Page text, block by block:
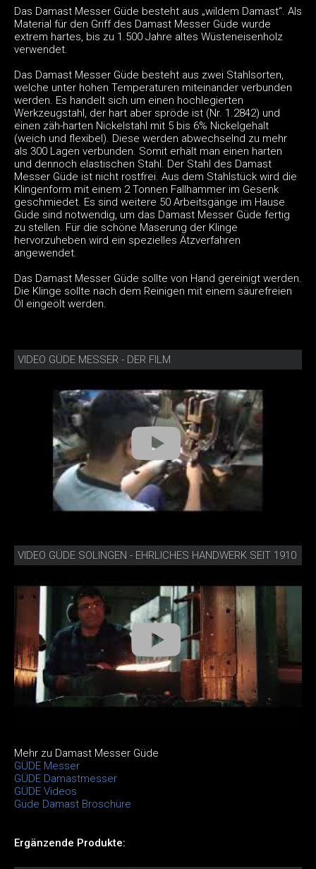
Das Damast Messer Güde besteht aus „wildem Damast“. Als
Material für den Griff des Damast Messer Güde wurde
extrem hartes, bis zu 1.500 Jahre altes Wüsteneisenholz
verwendet.
Das Damast Messer Güde besteht aus zwei Stahlsorten,
welche unter hohen Temperaturen miteinander verbunden
werden. Es handelt sich um einen hochlegierten
Werkzeugstahl, der hart aber spröde ist (Nr. 1.2842) und
einen zäh-harten Nickelstahl mit 5 bis 6% Nickelgehalt
(weich und flexibel). Diese werden abwechselnd zu mehr
als 300 Lagen verbunden. Somit erhält man einen harten
und dennoch elastischen Stahl. Der Stahl des Damast
Messer Güde ist nicht rostfrei. Aus dem Stahlstück wird die
Klingenform mit einem 2 Tonnen Fallhammer im Gesenk
geschmiedet. Es sind weitere 50 Arbeitsgänge im Hause
Güde sind notwendig, um das Damast Messer Güde fertig
zu stellen. Für die schöne Maserung der Klinge
hervorzuheben wird ein spezielles Ätzverfahren
angewendet.
Das Damast Messer Güde sollte von Hand gereinigt werden.
Die Klinge sollte nach dem Reinigen mit einem säurefreien
Öl eingeölt werden.
VIDEO GÜDE MESSER - DER FILM
VIDEO GÜDE SOLINGEN - EHRLICHES HANDWERK SEIT 1910
Mehr zu Damast Messer Güde
GÜDE Messer
GÜDE Damastmesser
GÜDE Videos
Güde Damast Broschüre
Ergänzende Produkte: